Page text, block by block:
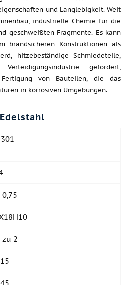
und Langlebigkeit. Weit
industrielle Chemie für die
geschweißten Fragmente. Es kann
brandsicheren Konstruktionen als
hitzebeständige Schmiedeteile,
gefordert,
von Bauteilen, die das
in korrosiven Umgebungen.
0,75
zu 2